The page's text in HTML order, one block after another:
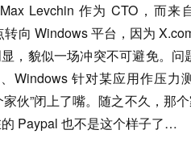
Levchin 作为 CTO，而来
向 Windows 平台，因为
，貌似一场冲突不可避免。
Windows 针对某应用作压力
家伙”闭上了嘴。随之不久，那
Paypal 也不是这个样子了…